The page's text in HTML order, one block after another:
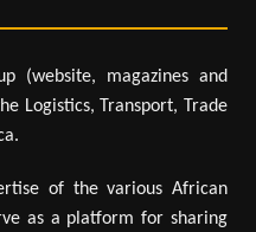
(website, magazines and
Logistics, Transport, Trade
of the various African
as a platform for sharing